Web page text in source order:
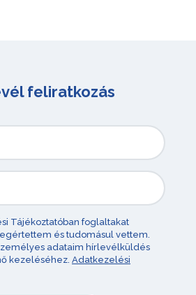
feliratkozás
Tájékoztatóban foglaltakat
és tudomásul vettem.
adataim hírlevélküldés
kezeléséhez. Adatkezelési